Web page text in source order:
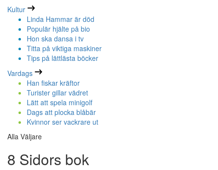
Kultur
Linda Hammar är död
Populär hjälte på bio
Hon ska dansa i tv
Titta på viktiga maskiner
Tips på lättlästa böcker
Vardags
Han fiskar kräftor
Turister gillar vädret
Lätt att spela minigolf
Dags att plocka blåbär
Kvinnor ser vackrare ut
Alla Väljare
8 Sidors bok